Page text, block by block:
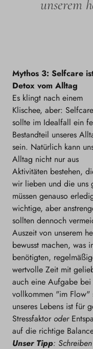
unserem
Mythos 3: Selfcare
Detox vom Alltag
Es klingt nach einem
Klischee, aber: Selfcare
sollte im Idealfall ein
Bestandteil unseres
sein. Natürlich kann
Alltag nicht nur aus
Aktivitäten bestehen,
wir lieben und die uns
müssen genauso
wichtige, aber
sollten dennoch
Auszeit von unserem
bewusst machen, was
benötigten,
wertvolle Zeit mit
auch eine Aufgabe
vollkommen "im Flow"
unseres Lebens ist für
Stressfaktor oder
auf die richtige
Unser Tipp: